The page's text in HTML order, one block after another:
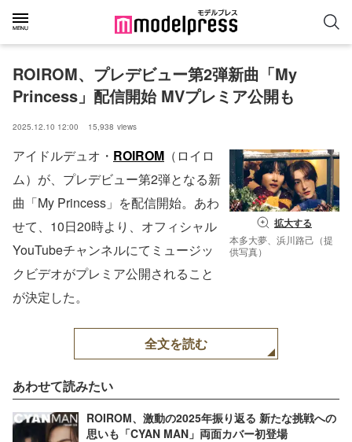
ROIROM、プレデビュー第2弾新曲「My
Princess」配信開始 MVプレミア公開も
2025.12.10 12:00 15,938 views
拡大する
本多大夢、浜川路己（提
供写真）
アイドルデュオ・ ROIROM （ロイロ
ム）が、プレデビュー第2弾となる新
曲「My Princess」を配信開始。あわ
せて、10日20時より、オフィシャル
YouTubeチャンネルにてミュージッ
クビデオがプレミア公開されること
が決定した。
全文を読む
あわせて読みたい
ROIROM、激動の2025年振り返る 新たな挑戦への
思いも「CYAN MAN」両面カバー初登場